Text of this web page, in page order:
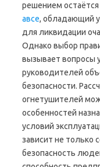
решением
авсе, обладающий
для ликвидации
Однако выбор
вызывает вопросы
руководителей
безопасности.
огнетушителей
особенностей
условий
зависит не только
безопасность